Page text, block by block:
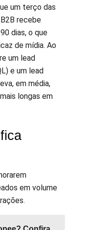
um terço das
recebe
dias, o que
de mídia. Ao
um lead
e um lead
em média,
longas em
em volume